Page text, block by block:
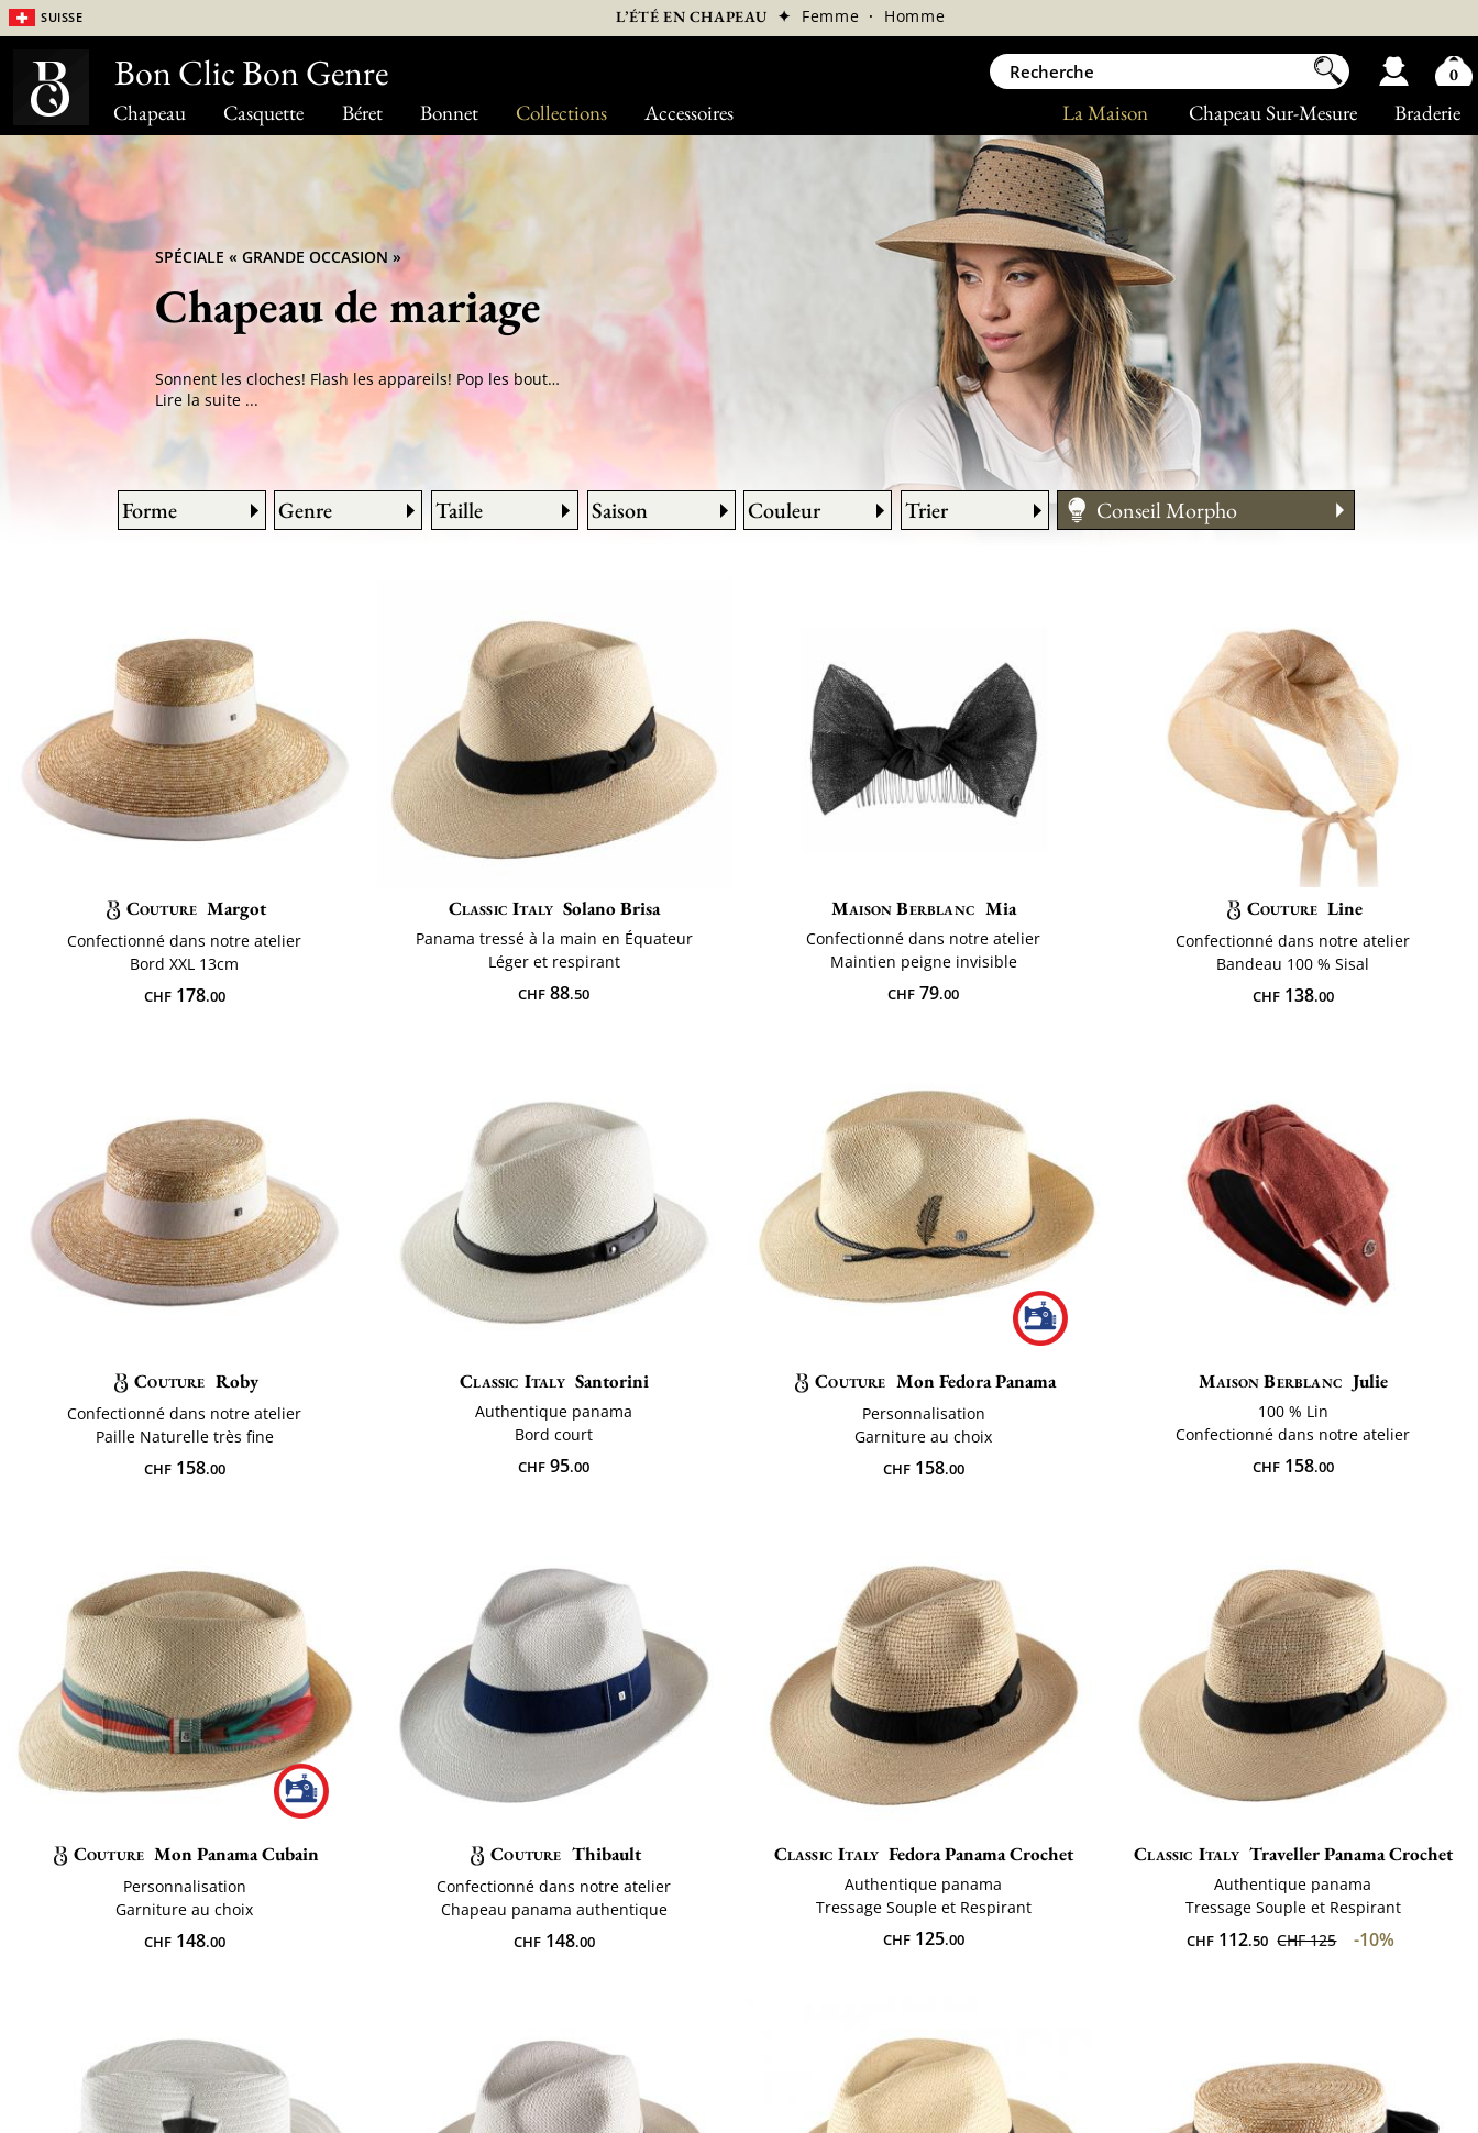
Chapeau Casquette Béret Bonnet Collections Accessoires Braderie
Chapeau Sur-Mesure
La Maison
Suisse L’ÉTÉ EN CHAPEAU ✦ Femme · Homme
SPÉCIALE « GRANDE OCCASION »
Chapeau de mariage
Sonnent les cloches! Flash les appareils! Pop les bouteilles de champagne! Cela ressemble à s'y méprendre à un mariage. Il faut en profiter,
c'est bien le seul endroit où les
Lire la suite ...
Forme Genre Taille Saison Couleur Trier
Conseil Morpho
Chapeau de cérémonie
Couture Margot
Confectionné dans notre atelier
Bord XXL 13cm
CHF178.00
Classic Italy Solano Brisa
Panama tressé à la main en Équateur
Léger et respirant
CHF 88.50
Maison Berblanc Mia
Confectionné dans notre atelier
Maintien peigne invisible
CHF 79.00
Couture Line
Confectionné dans notre atelier
Bandeau 100 % Sisal
CHF138.00
Couture Roby
Confectionné dans notre atelier
Paille Naturelle très fine
CHF158.00
Classic Italy Santorini
Authentique panama
Bord court
CHF 95.00
Couture Mon Fedora Panama
Personnalisation
Garniture au choix
CHF158.00
Maison Berblanc Julie
100 % Lin
Confectionné dans notre atelier
CHF158.00
Couture Mon Panama Cubain
Personnalisation
Garniture au choix
CHF148.00
Couture Thibault
Confectionné dans notre atelier
Chapeau panama authentique
CHF148.00
Classic Italy Fedora Panama Crochet
Authentique panama
Tressage Souple et Respirant
CHF125.00
Classic Italy Traveller Panama Crochet
Authentique panama
Tressage Souple et Respirant
CHF 112.50 CHF 125 -10%
Bon Clic Bon Genre 0